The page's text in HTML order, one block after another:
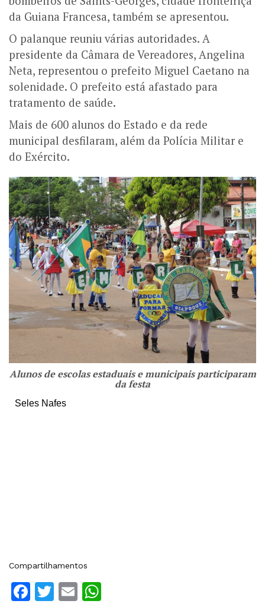
da Guiana Francesa, também se apresentou.
O palanque reuniu várias autoridades. A
presidente da Câmara de Vereadores, Angelina
Neta, representou o prefeito Miguel Caetano na
solenidade. O prefeito está afastado para
tratamento de saúde.
Mais de 600 alunos do Estado e da rede
municipal desfilaram, além da Polícia Militar e
do Exército.
Alunos de escolas estaduais e municipais participaram
da festa
Seles Nafes
Compartilhamentos
Facebook
Twitter
Email